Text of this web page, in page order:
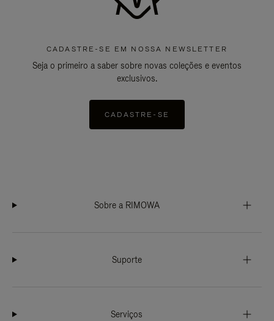
CADASTRE-SE EM NOSSA NEWSLETTER
Seja o primeiro a saber sobre novas coleções e eventos
exclusivos.
CADASTRE-SE
Sobre a RIMOWA
Suporte
Serviços